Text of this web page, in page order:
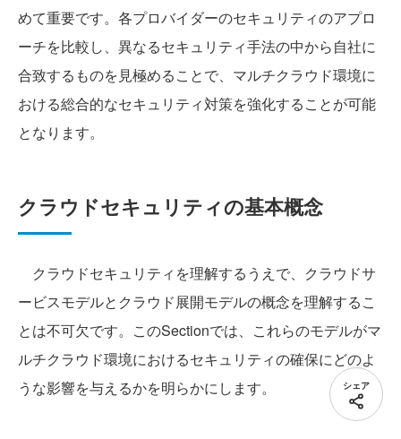
めて重要です。各プロバイダーのセキュリティのアプロ
ーチを比較し、異なるセキュリティ手法の中から自社に
合致するものを見極めることで、マルチクラウド環境に
おける総合的なセキュリティ対策を強化することが可能
となります。
クラウドセキュリティの基本概念
クラウドセキュリティを理解するうえで、クラウドサ
ービスモデルとクラウド展開モデルの概念を理解するこ
とは不可欠です。このSectionでは、これらのモデルがマ
ルチクラウド環境におけるセキュリティの確保にどのよ
うな影響を与えるかを明らかにします。
シェア